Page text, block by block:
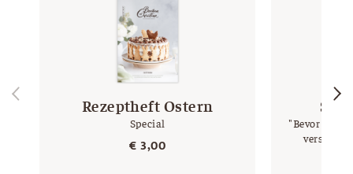
Rezeptheft Ostern
Special
€3,00
"Bevor der